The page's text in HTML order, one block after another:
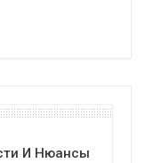
И Нюансы